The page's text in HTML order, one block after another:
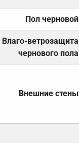
Пол черновой
Влаго-ветрозащита
чернового пола
Внешние стены